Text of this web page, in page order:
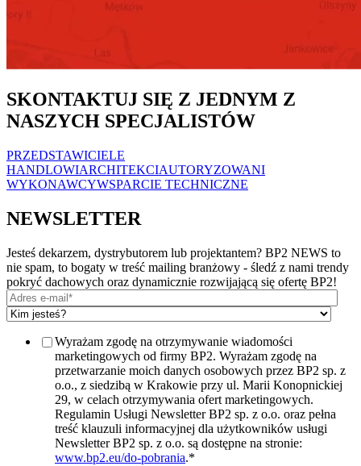
SKONTAKTUJ SIĘ Z JEDNYM Z
NASZYCH SPECJALISTÓW
PRZEDSTAWICIELE
HANDLOWIARCHITEKCIAUTORYZOWANI
WYKONAWCYWSPARCIE TECHNICZNE
NEWSLETTER
Jesteś dekarzem, dystrybutorem lub projektantem? BP2 NEWS to
nie spam, to bogaty w treść mailing branżowy - śledź z nami trendy
pokryć dachowych oraz dynamicznie rozwijającą się ofertę BP2!
Wyrażam zgodę na otrzymywanie wiadomości
marketingowych od firmy BP2. Wyrażam zgodę na
przetwarzanie moich danych osobowych przez BP2 sp. z
o.o., z siedzibą w Krakowie przy ul. Marii Konopnickiej
29, w celach otrzymywania ofert marketingowych.
Regulamin Usługi Newsletter BP2 sp. z o.o. oraz pełna
treść klauzuli informacyjnej dla użytkowników usługi
Newsletter BP2 sp. z o.o. są dostępne na stronie:
www.bp2.eu/do-pobrania.*